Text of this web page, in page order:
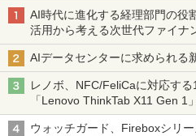
AI時代に進化する経理部門の
活用から考える次世代ファイナ
AIデータセンターに求められる
レノボ、NFC/FeliCaに対応す
「Lenovo ThinkTab X11 Gen 1
ウォッチガード、Fireboxシリ